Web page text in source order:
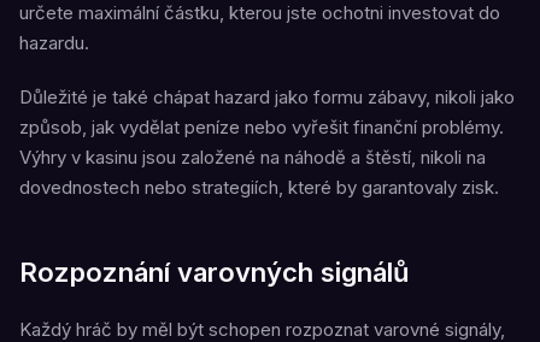
určete maximální částku, kterou jste ochotni investovat do
hazardu.
Důležité je také chápat hazard jako formu zábavy, nikoli jako
způsob, jak vydělat peníze nebo vyřešit finanční problémy.
Výhry v kasinu jsou založené na náhodě a štěstí, nikoli na
dovednostech nebo strategiích, které by garantovaly zisk.
Rozpoznání varovných signálů
Každý hráč by měl být schopen rozpoznat varovné signály,